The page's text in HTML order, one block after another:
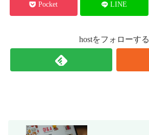
Pocket LINE
hostをフォローする